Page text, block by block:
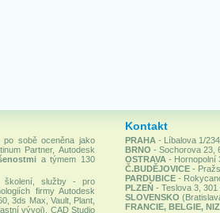
po sobě oceněna jako
Partner, Autodesk
a týmem 130
služby - pro
firmy Autodesk
3ds Max, Vault, Plant,
vývoj). CAD Studio
Kontakt
PRAHA - Líbalova 1/
BRNO - Sochorova 23,
OSTRAVA - Hornopolní
Č.BUDĚJOVICE-
PARDUBICE-
PLZEŇ- Teslova 3, 301
SLOVENSKO
FRANCIE, BELGIE,